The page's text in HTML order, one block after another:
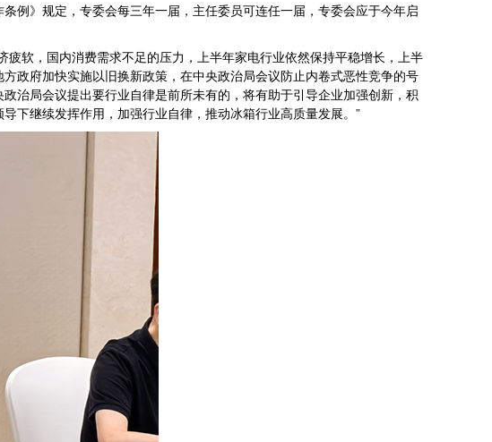
》规定，专委会每三年一届，主任委员可连任一届，专委会应于今年启
软，国内消费需求不足的压力，上半年家电行业依然保持平稳增长，上半
政府加快实施以旧换新政策，在中央政治局会议防止内卷式恶性竞争的号
治局会议提出要行业自律是前所未有的，将有助于引导企业加强创新，积
下继续发挥作用，加强行业自律，推动冰箱行业高质量发展。”